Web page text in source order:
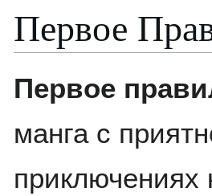
Первое
Первое
манга с
приключениях